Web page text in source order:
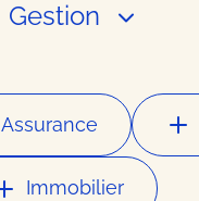
Gestion
Assurance
Immobilier